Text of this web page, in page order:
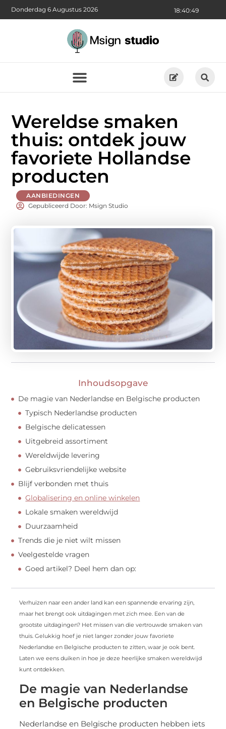
18:40:50
Donderdag 6 Augustus 2026
Wereldse smaken
thuis: ontdek jouw
favoriete Hollandse
producten
AANBIEDINGEN
Gepubliceerd Door: Msign Studio
Inhoudsopgave
De magie van Nederlandse en Belgische producten
Typisch Nederlandse producten
Belgische delicatessen
Uitgebreid assortiment
Wereldwijde levering
Gebruiksvriendelijke website
Blijf verbonden met thuis
Globalisering en online winkelen
Lokale smaken wereldwijd
Duurzaamheid
Trends die je niet wilt missen
Veelgestelde vragen
Goed artikel? Deel hem dan op:
Verhuizen naar een ander land kan een spannende ervaring zijn,
maar het brengt ook uitdagingen met zich mee. Een van de
grootste uitdagingen? Het missen van die vertrouwde smaken van
thuis. Gelukkig hoef je niet langer zonder jouw favoriete
Nederlandse en Belgische producten te zitten, waar je ook bent.
Laten we eens duiken in hoe je deze heerlijke smaken wereldwijd
kunt ontdekken.
De magie van Nederlandse
en Belgische producten
Nederlandse en Belgische producten hebben iets